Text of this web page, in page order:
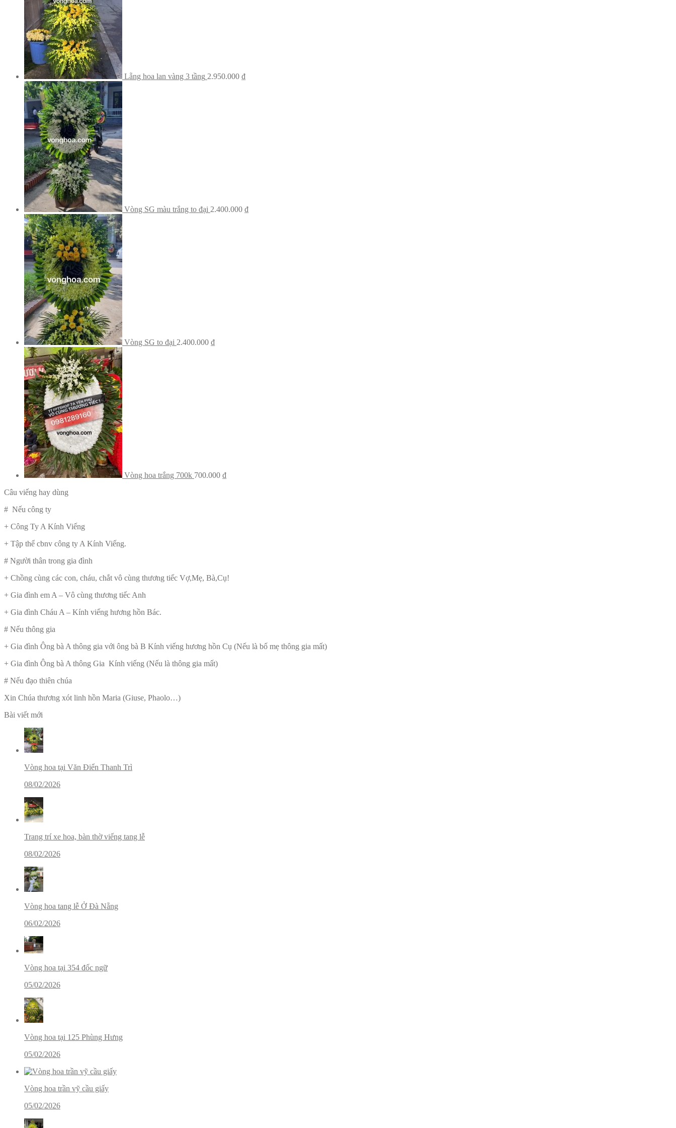
Lẵng hoa lan vàng 3 tầng 2.950.000 ₫
Vòng SG màu trắng to đại 2.400.000 ₫
Vòng SG to đại 2.400.000 ₫
Vòng hoa trắng 700k 700.000 ₫
Câu viếng hay dùng
# Nếu công ty
+ Công Ty A Kính Viếng
+ Tập thể cbnv công ty A Kính Viếng.
# Người thân trong gia đình
+ Chồng cùng các con, cháu, chắt vô cùng thương tiếc Vợ,Mẹ, Bà,Cụ!
+ Gia đình em A – Vô cùng thương tiếc Anh
+ Gia đình Cháu A – Kính viếng hương hồn Bác.
# Nếu thông gia
+ Gia đình Ông bà A thông gia với ông bà B Kính viếng hương hồn Cụ (Nếu là bố mẹ thông gia mất)
+ Gia đình Ông bà A thông Gia Kính viếng (Nếu là thông gia mất)
# Nếu đạo thiên chúa
Xin Chúa thương xót linh hồn Maria (Giuse, Phaolo…)
Bài viết mới
Vòng hoa tại Văn Điển Thanh Trì
08/02/2026
Trang trí xe hoa, bàn thờ viếng tang lễ
08/02/2026
Vòng hoa tang lễ Ở Đà Nẵng
06/02/2026
Vòng hoa tại 354 đốc ngữ
05/02/2026
Vòng hoa tại 125 Phùng Hưng
05/02/2026
Vòng hoa trần vỹ cầu giấy
05/02/2026